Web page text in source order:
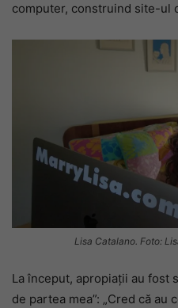
computer, construind site-ul
Lisa Catalano. Foto:
La început, apropiații au fost
de partea mea”: „Cred că au